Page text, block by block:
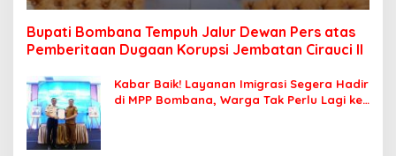
Bupati Bombana Tempuh Jalur Dewan Pers atas
Pemberitaan Dugaan Korupsi Jembatan Cirauci II
Kabar Baik! Layanan Imigrasi Segera Hadir
di MPP Bombana, Warga Tak Perlu Lagi ke